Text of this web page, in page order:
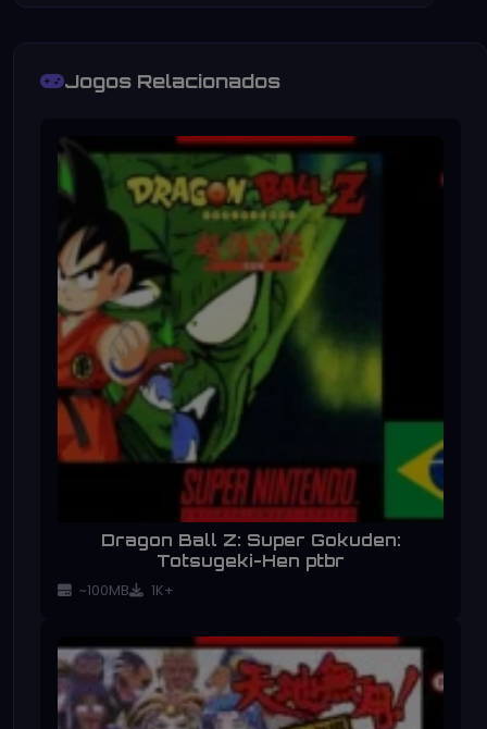
Jogos Relacionados
Dragon Ball Z: Super Gokuden:
Totsugeki-Hen ptbr
~100MB 1K+